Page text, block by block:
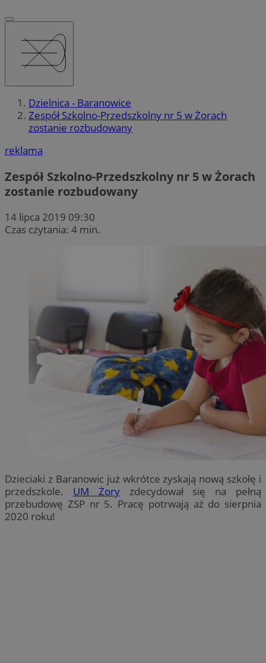
Dzielnica - Baranowice
Zespół Szkolno-Przedszkolny nr 5 w Żorach
zostanie rozbudowany
reklama
Zespół Szkolno-Przedszkolny nr 5 w Żorach
zostanie rozbudowany
14 lipca 2019 09:30
Czas czytania: 4 min.
Dzieciaki z Baranowic już wkrótce zyskają nową szkołę i
przedszkole. UM Żoryzdecydował się na pełną
przebudowę ZSP nr 5. Pracę potrwają aż do sierpnia
2020 roku!